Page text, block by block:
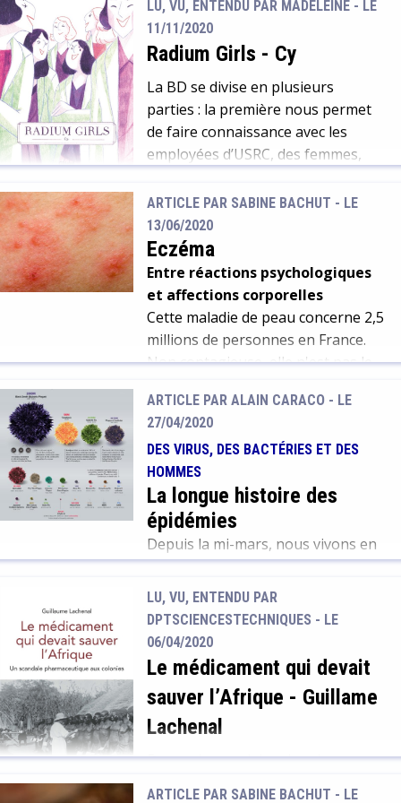
faisaient confiance […]
dépressives sévères. À 20 ans, alors
qu’il passe les examens d’une école
hôtelière, son comportement
exalte le conduit à l’hôpital
psychiatrique. Quelques années
plus tard, une seconde crise frappe,
le faisant choir d’un état
euphorique a un lit d’hôpital. Le […]
LU, VU, ENTENDU PAR MADELEINE - LE
11/11/2020
Radium Girls - Cy
La BD se divise en plusieurs
parties : la première nous permet
de faire connaissance avec les
employées d’USRC, des femmes,
cadrans des horloges. Pour ce faire,
elles utilisent 3 gestes simples : lip,
dip, paint. Il est difficile, aujourd’hui,
de ne pas frémir en voyant ces
Ghost girls, qui brillent dans […]
ARTICLE PAR SABINE BACHUT - LE
13/06/2020
Eczéma
Entre réactions psychologiques
et affections corporelles
Cette maladie de peau concerne 2,5
millions de personnes en France.
Non contagieuse, elle n'est pas le
mais le résultat d'une réaction
excessive du corps face à des
facteurs environnementaux
(pollution, allergènes...) et psycho-
sociaux (stress, angoisses,
émotions intenses...). L'eczéma peut
prendre de multiples formes ce qui
complique son diagnostic et sa
ARTICLE PAR ALAIN CARACO - LE
27/04/2020
DES VIRUS, DES BACTÉRIES ET DES
HOMMES
La longue histoire des
épidémies
Depuis la mi-mars, nous vivons en
France un moment inédit. Les
déplacements sont réduits au
minimum et soumis à autorisation.
Les activités du plus grand nombre
sont arrêtées ou ralenties, tandis
que l'effort collectif se concentre
sur l'approvisionnement, les soins
et la sécurité. Personne ne se
des épidémies est aussi ancienne
LU, VU, ENTENDU PAR
DPTSCIENCESTECHNIQUES - LE
06/04/2020
Le médicament qui devait
sauver l’Afrique - Guillame
Lachenal
De nos jours, si des chercheurs
ARTICLE PAR SABINE BACHUT - LE